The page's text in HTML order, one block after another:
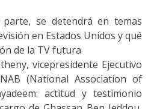
se detendrá en temas
en Estados Unidos y qué
de la TV futura
vicepresidente Ejecutivo
(National Association of
actitud y testimonio